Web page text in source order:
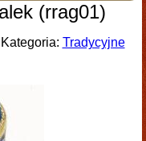
(rrag01)
Tradycyjne